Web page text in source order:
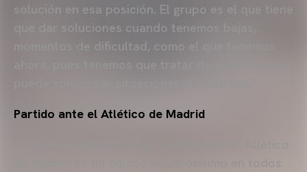
solución en esa posición. El grupo es el que tiene
que dar soluciones cuando tenemos bajas,
momentos de dificultad, como el que tenemos
Partido ante el Atlético de Madrid
de Madrid es un equipo poderosísimo en todos